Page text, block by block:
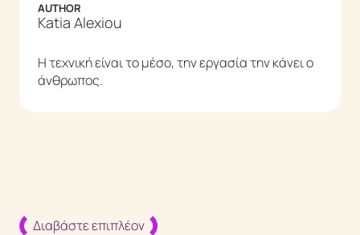
AUTHOR
Katia Alexiou
Η τεχνική είναι το μέσο, την εργασία την κάνει ο
άνθρωπος.
Διαβάστε επιπλέον